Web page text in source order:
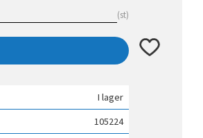
st
Lägg till i
I lager
105224